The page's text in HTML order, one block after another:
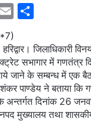
E
ai
l
ar
e
जिलाधिकारी
सभागार में गणतंत्र
जाने के सम्बन्ध में एक
पाण्डेय ने बताया कि
के अन्तर्गत दिनांक 26
मुख्यालय तथा शासकीय